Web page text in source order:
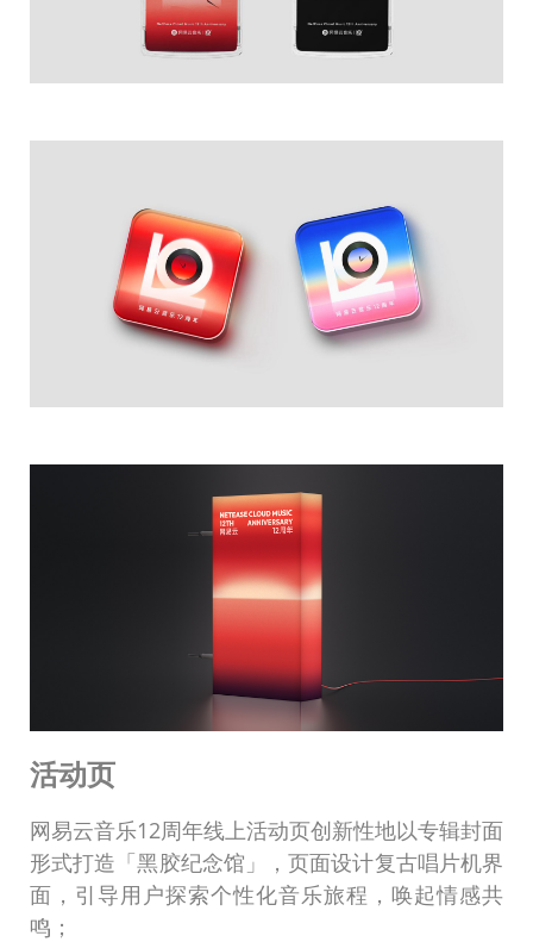
活动页
网易云音乐12周年线上活动页创新性地以专辑封面
形式打造「黑胶纪念馆」，页面设计复古唱片机界
面，引导用户探索个性化音乐旅程，唤起情感共
鸣；